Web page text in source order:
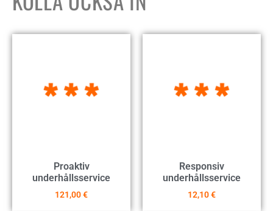
Proaktiv
underhållsservice
121,00€
Responsiv
underhållsservice
12,10€